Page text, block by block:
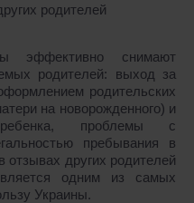
родителей
эффективно снимают
родителей: выход за
родительских
на новорожденного) и
проблемы с
пребывания в
других родителей
одним из самых
Украины.